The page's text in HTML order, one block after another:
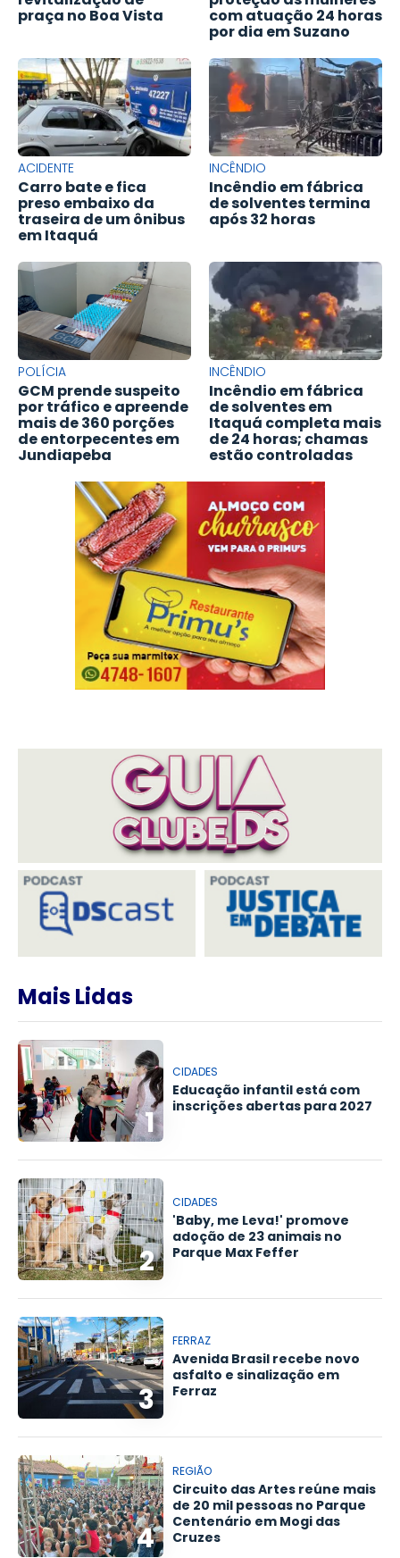
praça no Boa Vista com atuação 24 horas
por dia em Suzano
ACIDENTE
Carro bate e fica
preso embaixo da
traseira de um ônibus
em Itaquá
INCÊNDIO
Incêndio em fábrica
de solventes termina
após 32 horas
POLÍCIA
GCM prende suspeito
por tráfico e apreende
mais de 360 porções
de entorpecentes em
Jundiapeba
INCÊNDIO
Incêndio em fábrica
de solventes em
Itaquá completa mais
de 24 horas; chamas
estão controladas
Mais Lidas
1
CIDADES
Educação infantil está com
inscrições abertas para 2027
2
CIDADES
'Baby, me Leva!' promove
adoção de 23 animais no
Parque Max Feffer
3
FERRAZ
Avenida Brasil recebe novo
asfalto e sinalização em
Ferraz
4
REGIÃO
Circuito das Artes reúne mais
de 20 mil pessoas no Parque
Centenário em Mogi das
Cruzes